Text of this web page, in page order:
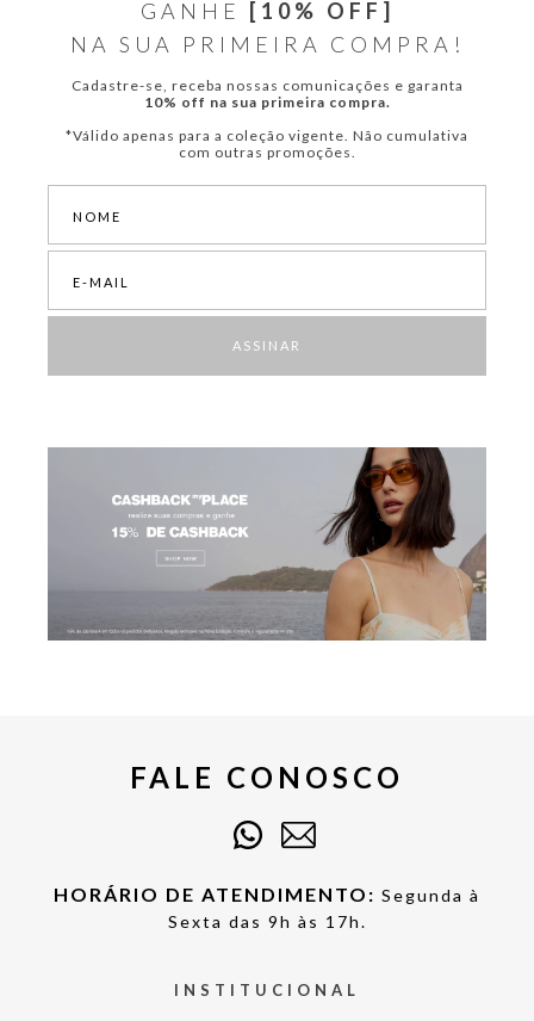
GANHE
[10% OFF]
NA SUA PRIMEIRA COMPRA!
Cadastre-se, receba nossas comunicações e garanta
10% off na sua primeira compra.
*Válido apenas para a coleção vigente. Não cumulativa
com outras promoções.
ASSINAR
FALE CONOSCO
HORÁRIO DE ATENDIMENTO: Segunda à
Sexta das 9h às 17h.
INSTITUCIONAL